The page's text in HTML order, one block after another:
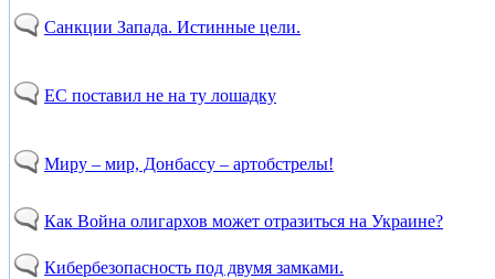
Санкции Запада. Истинные цели.
ЕС поставил не на ту лошадку
Миру – мир, Донбассу – артобстрелы!
Как Война олигархов может отразиться на Украине?
Кибербезопасность под двумя замками.